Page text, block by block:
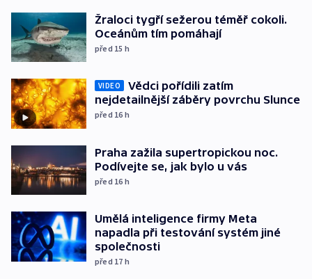
Žraloci tygří sežerou téměř cokoli.
Oceánům tím pomáhají
před 15 h
VIDEO
Vědci pořídili zatím
nejdetailnější záběry povrchu Slunce
před 16 h
Praha zažila supertropickou noc.
Podívejte se, jak bylo u vás
před 16 h
Umělá inteligence firmy Meta
napadla při testování systém jiné
společnosti
před 17 h